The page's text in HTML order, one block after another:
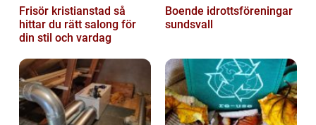
Frisör kristianstad så
hittar du rätt salong för
din stil och vardag
Boende idrottsföreningar
sundsvall